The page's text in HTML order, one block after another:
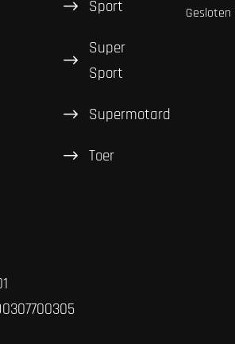
Sport
Super
Sport
Supermotard
Toer
Gesloten